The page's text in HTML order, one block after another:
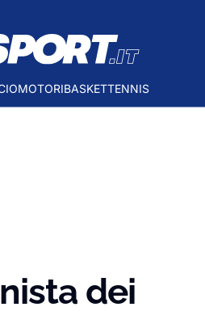
MOTORIBASKETTENNIS
dei